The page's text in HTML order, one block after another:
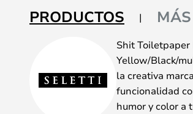
galería
de
PRODUCTOS
Shit
Yellow/Black/
la creativa
funcionalidad
humor y color a